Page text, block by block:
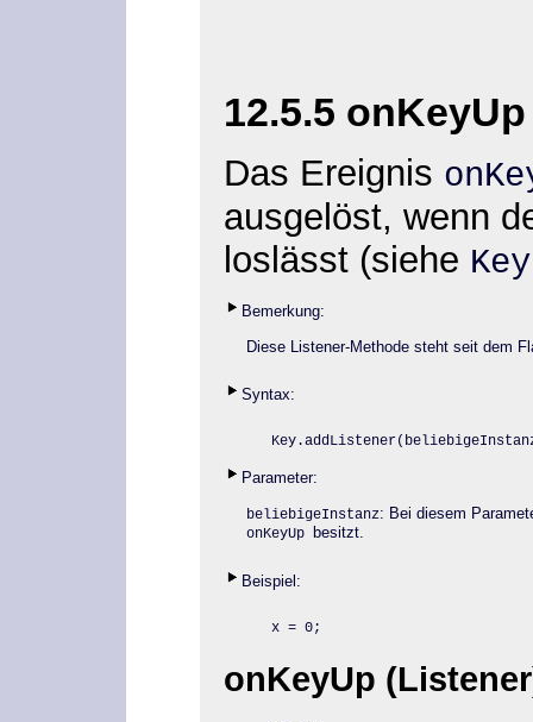
12.5.5 onKeyUp
Das Ereignis
ausgelöst, wenn
loslässt (siehe Key
Bemerkung:
Diese Listener-Methode steht seit dem
Syntax:
Key.addListener
Parameter:
beliebigeInstanz: Bei diesem
onKeyUp besitzt.
Beispiel:
x = 0;
onKeyUp